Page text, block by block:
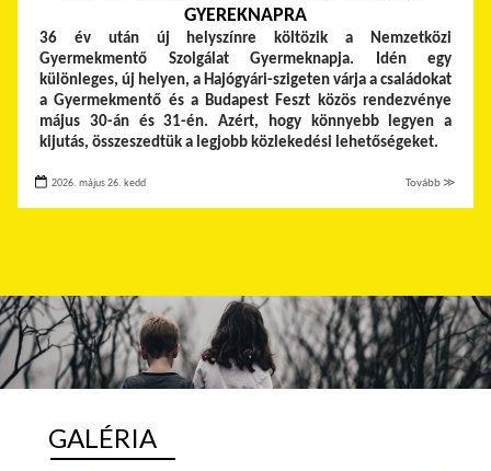
GYEREKNAPRA
36 év után új helyszínre költözik a Nemzetközi
Gyermekmentő Szolgálat Gyermeknapja. Idén egy
különleges, új helyen, a Hajógyári-szigeten várja a családokat
a Gyermekmentő és a Budapest Feszt közös rendezvénye
május 30-án és 31-én. Azért, hogy könnyebb legyen a
kijutás, összeszedtük a legjobb közlekedési lehetőségeket.
2026. május 26. kedd Tovább ≫
GALÉRIA